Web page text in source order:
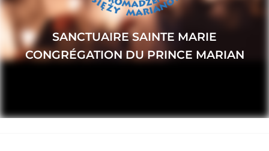
SANCTUAIRE SAINTE MARIE
CONGRÉGATION DU PRINCE MARIAN